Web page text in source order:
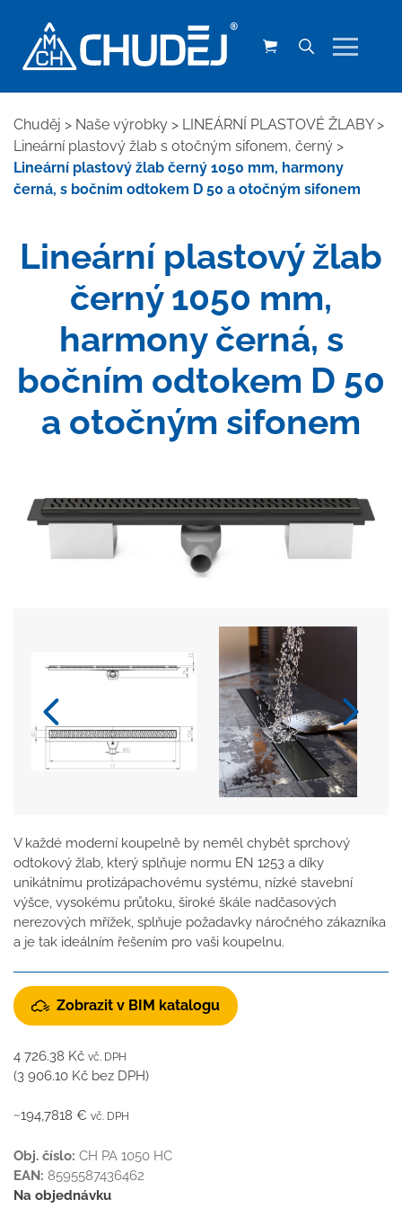
Chuděj > Naše výrobky > LINEÁRNÍ PLASTOVÉ ŽLABY>
Lineární plastový žlab s otočným sifonem, černý >
Lineární plastový žlab černý 1050 mm, harmony
černá, s bočním odtokem D 50 a otočným sifonem
Lineární plastový žlab
černý 1050 mm,
harmony černá, s
bočním odtokem D 50
a otočným sifonem
V každé moderní koupelně by neměl chybět sprchový
odtokový žlab, který splňuje normu EN 1253 a díky
unikátnímu protizápachovému systému, nízké stavební
výšce, vysokému průtoku, široké škále nadčasových
nerezových mřížek, splňuje požadavky náročného zákazníka
a je tak ideálním řešením pro vaši koupelnu.
Zobrazit v BIM katalogu
4 726.38 Kč vč. DPH
(3 906.10 Kč bez DPH)
~194,7818 € vč. DPH
Obj. číslo: CH PA 1050 HC
EAN: 8595587436462
Na objednávku